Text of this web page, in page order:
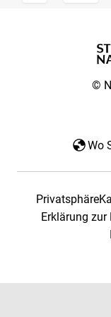
©
Wo
Privatsphäre
Erklärung zur